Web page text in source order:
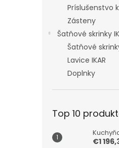
Príslušenstvo
Zásteny
Šatňové skrinky
Šatňové
Lavice IKAR
Doplnky
Top 10
€1